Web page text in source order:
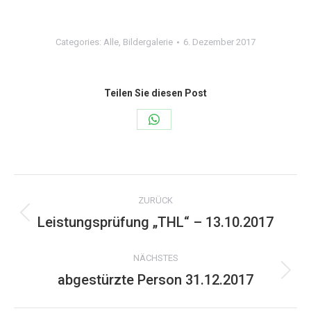
Categories: Alle, Bildergalerie 6. Dezember 2017
Teilen Sie diesen Post
Share
WhatsApp
Kommentarnavigation
ZURÜCK
Vorheriger
Leistungsprüfung „THL“ – 13.10.2017
NÄCHSTES
Nächster
abgestürzte Person 31.12.2017